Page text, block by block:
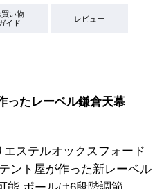
買い物
イド
レビュー
ったレーベル鎌倉天幕
ステルオックスフォード
ント屋が作った新レーベル